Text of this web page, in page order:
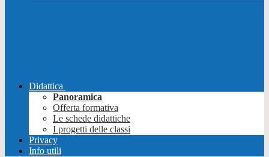
Didattica
Panoramica
Offerta formativa
Le schede didattiche
I progetti delle classi
Privacy
Info utili